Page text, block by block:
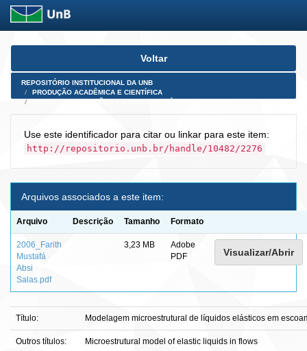
Skip
Voltar
REPOSITÓRIO INSTITUCIONAL DA UNB
PRODUÇÃO ACADÊMICA E CIENTÍFICA
Use este identificador para citar ou linkar para este item:
http://repositorio.unb.br/handle/10482/2276
Arquivos associados a este item:
Arquivo Descrição Tamanho Formato
2006_Farith
Mustafá
Absi
Salas.pdf
3,23 MB
Adobe
PDF
Visualizar/Abrir
Título: Modelagem microestrutural de líquidos elásticos em
Outros títulos: Microestrutural model of elastic liquids in flows